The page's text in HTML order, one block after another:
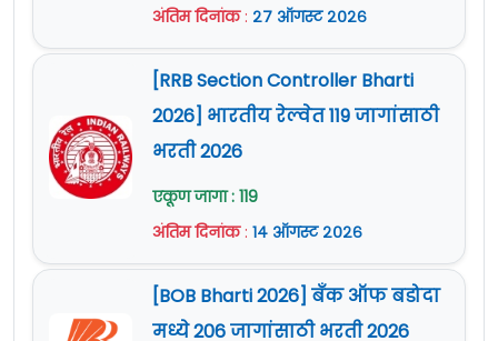
अंतिम दिनांक: २७ ऑगस्ट २०२६
[RRB Section Controller Bharti
2026] भारतीय रेल्वेत 119 जागांसाठी
भरती 2026
एकूण जागा : 119
अंतिम दिनांक: १४ ऑगस्ट २०२६
[BOB Bharti 2026] बँक ऑफ बडोदा
मध्ये 206 जागांसाठी भरती 2026